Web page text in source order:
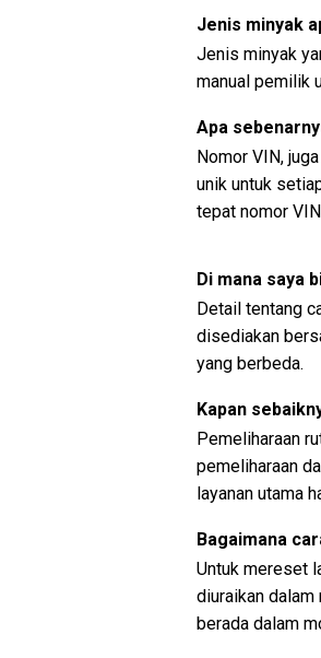
Jenis minyak
Jenis minyak
manual pemilik
Apa
Nomor VIN,
unik untuk
tepat nomor
Di mana saya
Detail tentang
disediakan
yang berbeda.
Kapan
Pemeliharaan
pemeliharaan
layanan utama
Bagaimana
Untuk mereset
diuraikan
berada dalam